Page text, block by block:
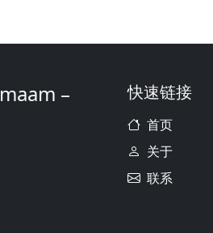
–
快速链接
首页
关于
联系